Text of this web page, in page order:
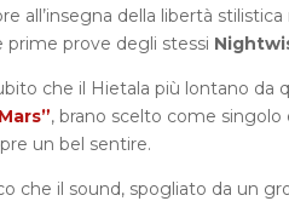
all’insegna della libertà
prime prove degli stessi
che il Hietala più lontano da
, brano scelto come
un bel sentire.
che il sound, spogliato da un